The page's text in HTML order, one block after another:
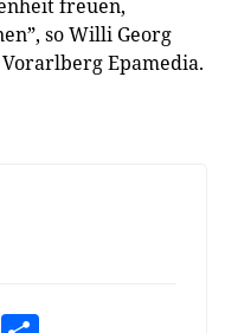
freuen,
so Willi Georg
Epamedia.
XING